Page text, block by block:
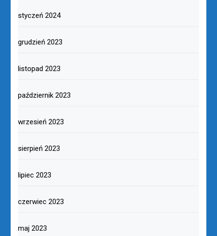
styczeń 2024
grudzień 2023
listopad 2023
październik 2023
wrzesień 2023
sierpień 2023
lipiec 2023
czerwiec 2023
maj 2023